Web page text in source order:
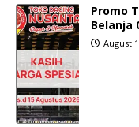
Promo
Belanja
August